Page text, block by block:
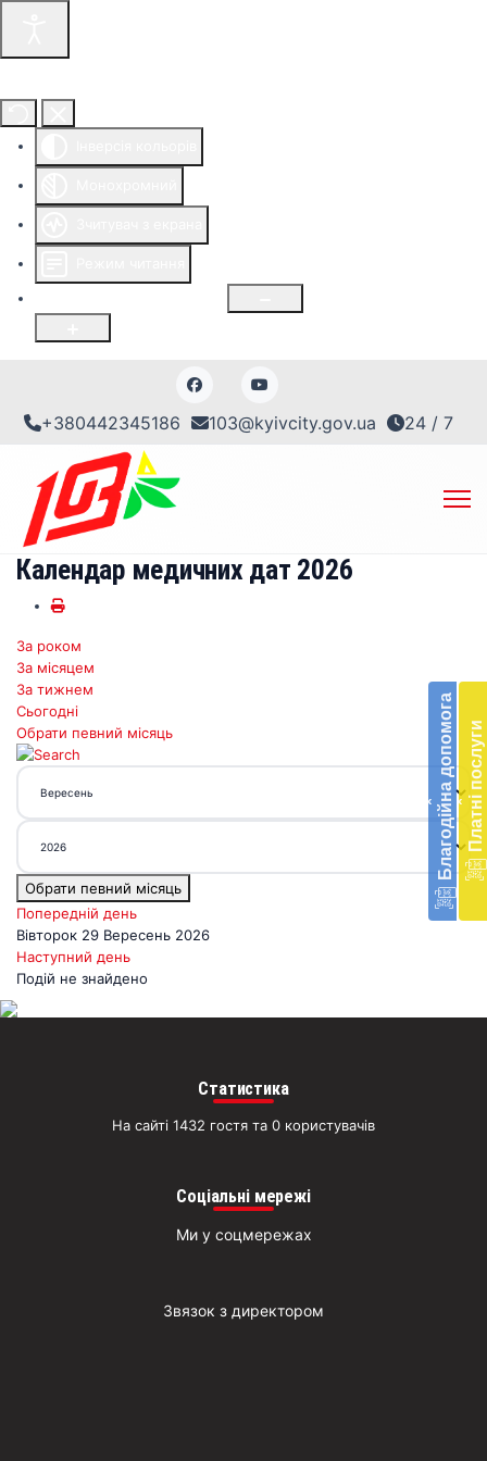
+380442345186 103@kyivcity.gov.ua 24 / 7
‹ Благодійна допомогав
‹ Платні послуги
Календар медичних дат 2026
За роком
За місяцем
За тижнем
Сьогодні
Обрати певний місяць
Обрати певний місяць
Попередній день
Вівторок 29 Вересень 2026
Наступний день
Подій не знайдено
Статистика
На сайті 1432 гостя та 0 користувачів
Соціальні мережі
Ми у соцмережах
Звязок з директором